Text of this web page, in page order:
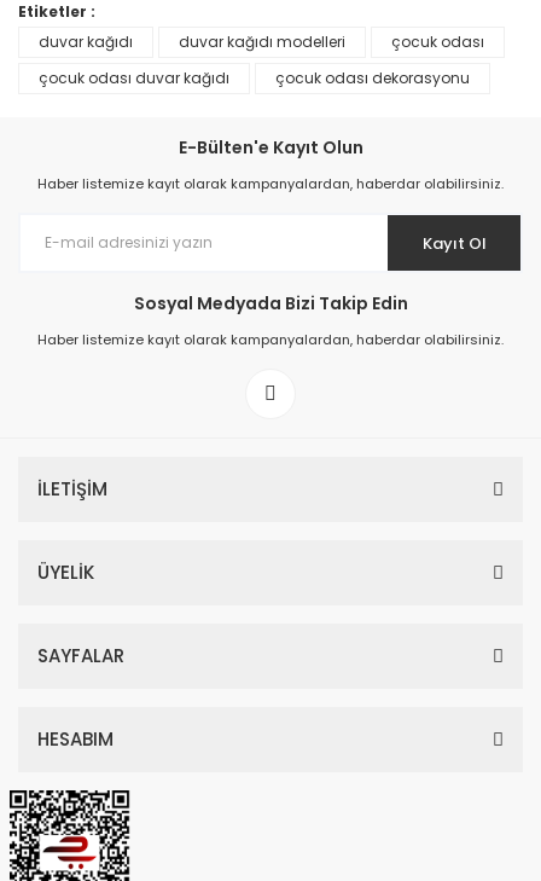
Etiketler :
duvar kağıdı
duvar kağıdı modelleri
çocuk odası
çocuk odası duvar kağıdı
çocuk odası dekorasyonu
E-Bülten'e Kayıt Olun
Haber listemize kayıt olarak kampanyalardan, haberdar olabilirsiniz.
Kayıt Ol
Sosyal Medyada Bizi Takip Edin
Haber listemize kayıt olarak kampanyalardan, haberdar olabilirsiniz.
İLETİŞİM
ÜYELİK
SAYFALAR
HESABIM